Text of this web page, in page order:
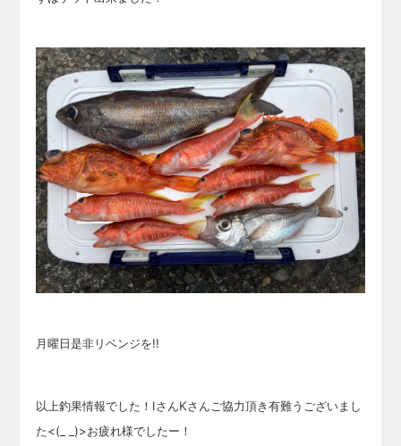
月曜日是非リベンジを!!
以上釣果情報でした！IさんKさんご協力頂き有難うございまし
た<(_ _)>お疲れ様でしたー！